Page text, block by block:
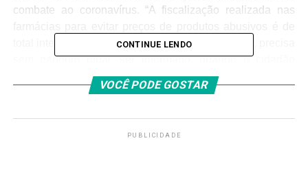
combate ao coronavírus. “A fiscalização realizada nas
total interesse dos moradores. Um trabalho assim, precisa
sem nenhum ritual, ser informado, quando o cidadão
procurar”, destacou o parlamentar.
CONTINUE LENDO
VOCÊ PODE GOSTAR
PUBLICIDADE